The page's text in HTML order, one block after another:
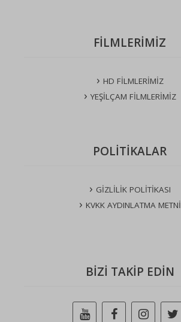
FİLMLERİMİZ
HD FİLMLERİMİZ
YEŞİLÇAM FİLMLERİMİZ
POLİTİKALAR
GİZLİLİK POLİTİKASI
KVKK AYDINLATMA METNİ
BİZİ TAKİP EDİN